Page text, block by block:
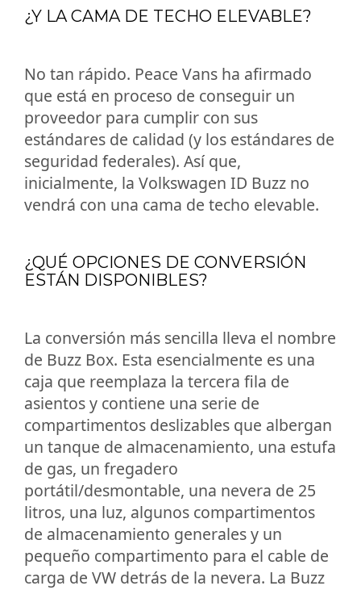
¿Y LA CAMA DE TECHO ELEVABLE?
No tan rápido. Peace Vans ha afirmado
que está en proceso de conseguir un
proveedor para cumplir con sus
estándares de calidad (y los estándares de
seguridad federales). Así que,
inicialmente, la Volkswagen ID Buzz no
vendrá con una cama de techo elevable.
¿QUÉ OPCIONES DE CONVERSIÓN
ESTÁN DISPONIBLES?
La conversión más sencilla lleva el nombre
de Buzz Box. Esta esencialmente es una
caja que reemplaza la tercera fila de
asientos y contiene una serie de
compartimentos deslizables que albergan
un tanque de almacenamiento, una estufa
de gas, un fregadero
portátil/desmontable, una nevera de 25
litros, una luz, algunos compartimentos
de almacenamiento generales y un
pequeño compartimento para el cable de
carga de VW detrás de la nevera. La Buzz